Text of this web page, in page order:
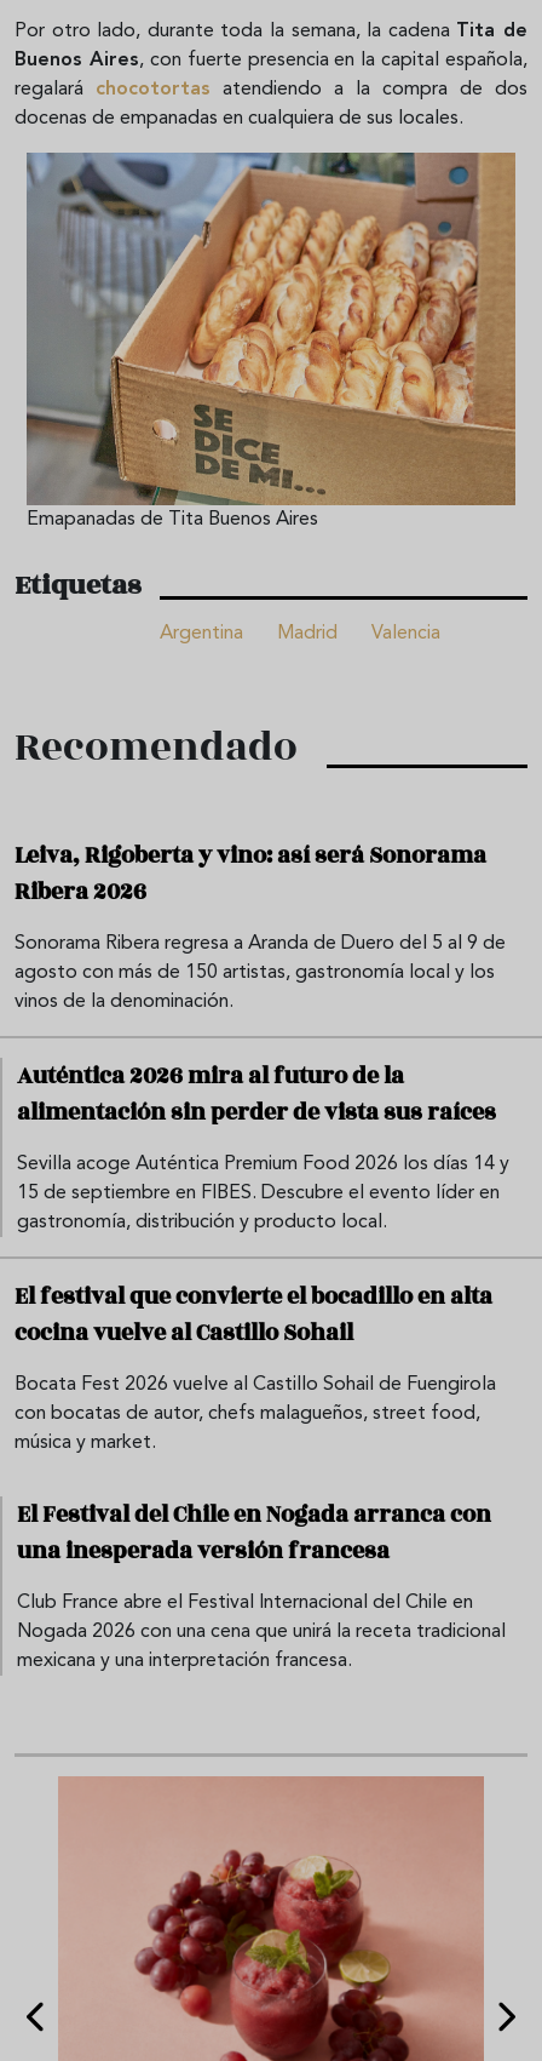
Por otro lado, durante toda la semana, la cadena
Tita de
Buenos Aires, con fuerte presencia en la capital española,
regalará chocotortas atendiendo a la compra de dos
docenas de empanadas en cualquiera de sus locales.
Emapanadas de Tita Buenos Aires
Etiquetas
Argentina Madrid Valencia
Recomendado
Leiva, Rigoberta y vino: así será Sonorama
Ribera 2026
Sonorama Ribera regresa a Aranda de Duero del 5 al 9 de
agosto con más de 150 artistas, gastronomía local y los
vinos de la denominación.
Auténtica 2026 mira al futuro de la
alimentación sin perder de vista sus raíces
Sevilla acoge Auténtica Premium Food 2026 los días 14 y
15 de septiembre en FIBES. Descubre el evento líder en
gastronomía, distribución y producto local.
El festival que convierte el bocadillo en alta
cocina vuelve al Castillo Sohail
Bocata Fest 2026 vuelve al Castillo Sohail de Fuengirola
con bocatas de autor, chefs malagueños, street food,
música y market.
El Festival del Chile en Nogada arranca con
una inesperada versión francesa
Club France abre el Festival Internacional del Chile en
Nogada 2026 con una cena que unirá la receta tradicional
mexicana y una interpretación francesa.